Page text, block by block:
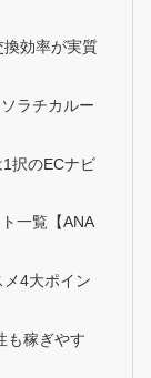
換効率が実質
ラチカルー
択のECナビ
一覧【ANA
4大ポイン
も稼ぎやす